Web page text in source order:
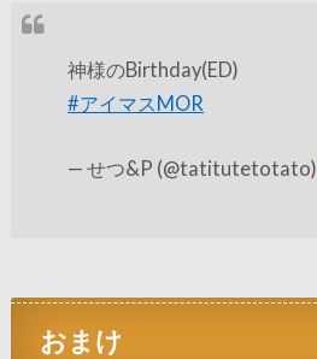
神様のBirthday(ED)
#アイマスMOR
— せつ&P (@tatitutetotato)
おまけ